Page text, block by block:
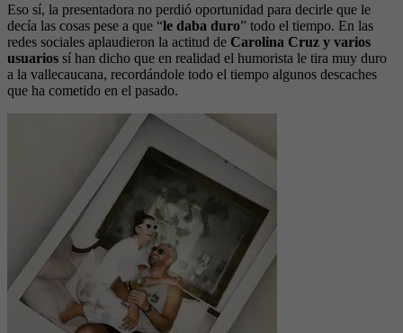
Eso sí, la presentadora no perdió oportunidad para decirle que le
decía las cosas pese a que “le daba duro” todo el tiempo. En las
redes sociales aplaudieron la actitud de Carolina Cruz y varios
usuarios sí han dicho que en realidad el humorista le tira muy duro
a la vallecaucana, recordándole todo el tiempo algunos descaches
que ha cometido en el pasado.